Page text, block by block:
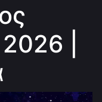
|